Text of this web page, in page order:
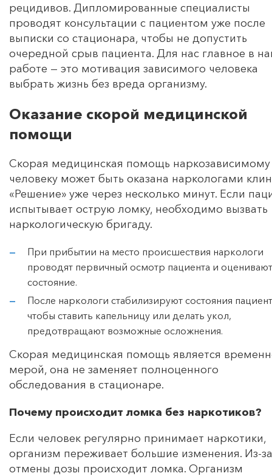
рецидивов. Дипломированные специалисты
проводят консультации с пациентом уже после
выписки со стационара, чтобы не допустить
очередной срыв пациента. Для нас главное в
работе — это мотивация зависимого человека
выбрать жизнь без вреда организму.
Оказание скорой медицинской
помощи
Скорая медицинская помощь наркозависимому
человеку может быть оказана наркологами
«Решение» уже через несколько минут. Если
испытывает острую ломку, необходимо вызвать
наркологическую бригаду.
При прибытии на место происшествия наркологи
проводят первичный осмотр пациента и
состояние.
После наркологи стабилизируют состояния
чтобы ставить капельницу или делать укол,
предотвращают возможные осложнения.
Скорая медицинская помощь является
мерой, она не заменяет полноценного
обследования в стационаре.
Почему происходит ломка без наркотиков?
Если человек регулярно принимает наркотики,
организм переживает большие изменения. Из-за
отмены дозы происходит ломка. Организм